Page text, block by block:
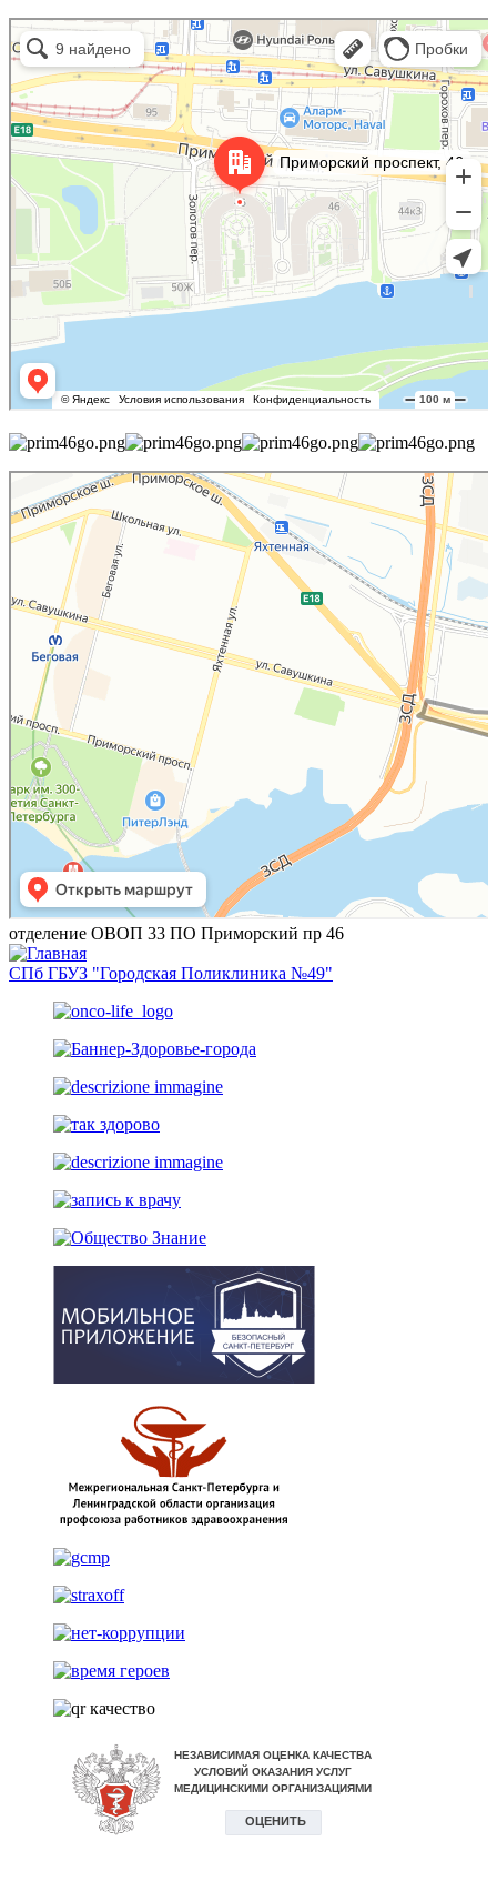
Санкт‑Петербург
Приморский проспект, 46 — Яндекс.Карты
Санкт‑Петербург
Яндекс Карты
отделение ОВОП 33 ПО Приморский пр 46
СПб ГБУЗ "Городская Поликлиника №49"